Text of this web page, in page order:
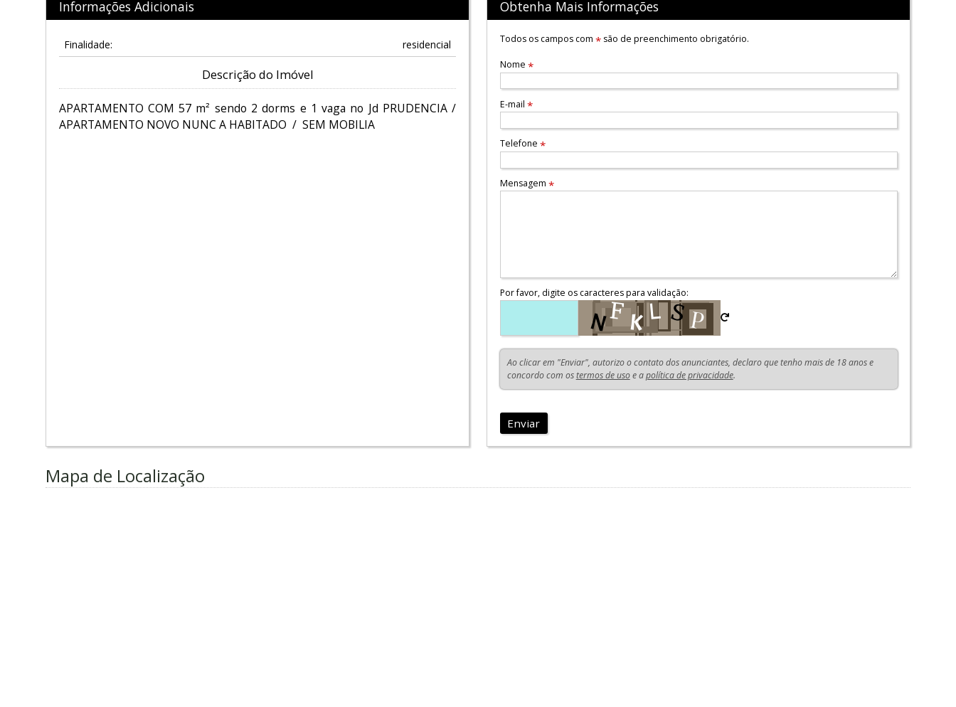
Informações Adicionais
Finalidade: residencial
Descrição do Imóvel
APARTAMENTO COM 57 m² sendo 2 dorms e 1 vaga no Jd PRUDENCIA /
APARTAMENTO NOVO NUNC A HABITADO / SEM MOBILIA
Obtenha Mais Informações
Todos os campos com *são de preenchimento obrigatório.
Nome *
E-mail *
Telefone *
Mensagem *
Por favor, digite os caracteres para validação:
Ao clicar em "Enviar", autorizo o contato dos anunciantes, declaro que tenho mais de 18 anos e
concordo com ostermos de usoe apolítica de privacidade.
Enviar
Mapa de Localização